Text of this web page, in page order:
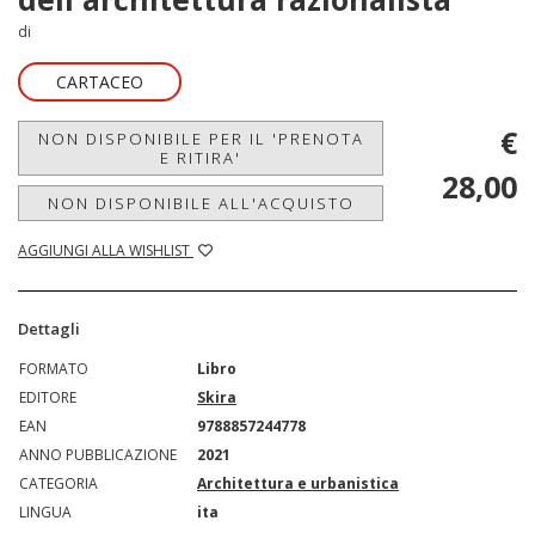
di
CARTACEO
NON DISPONIBILE PER IL 'PRENOTA
E RITIRA'
NON DISPONIBILE ALL'ACQUISTO
AGGIUNGI ALLA WISHLIST
€
28,00
Dettagli
FORMATO
Libro
EDITORE
Skira
EAN
9788857244778
ANNO PUBBLICAZIONE
2021
CATEGORIA
Architettura e urbanistica
LINGUA
ita